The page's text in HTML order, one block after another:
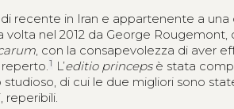
recente in Iran e appartenente a
volta nel 2012 da George
, con la consapevolezza di aver
1 L’editio princepsè stata
di cui le due migliori sono
reperibili.